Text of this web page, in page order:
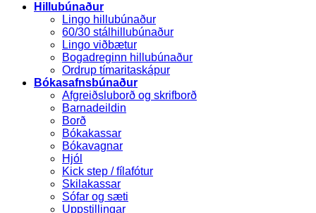
Hillubúnaður
Lingo hillubúnaður
60/30 stálhillubúnaður
Lingo viðbætur
Bogadreginn hillubúnaður
Ordrup tímaritaskápur
Bókasafnsbúnaður
Afgreiðsluborð og skrifborð
Barnadeildin
Borð
Bókakassar
Bókavagnar
Hjól
Kick step / fílafótur
Skilakassar
Sófar og sæti
Uppstillingar